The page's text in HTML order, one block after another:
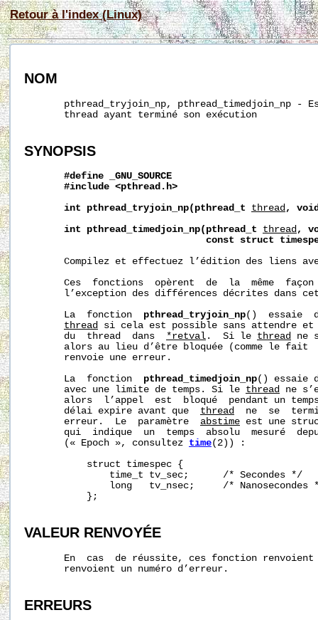
Retour à l'index (Linux)
NOM
pthread_tryjoin_np, pthread_timedjoin_np -
       thread ayant terminé son exécution
SYNOPSIS
#define
_GNU_SOURCE
#include <pthread.h>
int
pthread_tryjoin_np(pthread_t thread,
int
pthread_timedjoin_np(pthread_t thread,
const
struct
Compilez et effectuez l’édition des liens
Ces  fonctions  opèrent  de  la  même
l’exception des différences décrites dans
       La  fonction
pthread_tryjoin_np()  essaie
thread si cela est possible sans attendre
       du  thread  dans
*retval .  Si le thread ne
alors au lieu d’être bloquée (comme le
       renvoie une erreur.
       La  fonction
pthread_timedjoin_np() essaie
       avec une limite de temps. Si le
thread ne
alors  l’appel  est  bloqué  pendant un
       délai expire avant que
thread
ne  se
       erreur.  Le  paramètre
abstime est une
qui  indique  un  temps  absolu  mesuré
       (« Epoch », consultez
time(2)) :
           struct timespec {
               time_t tv_sec;      /* Secondes */
long   tv_nsec;     /* Nanosecondes
           };
VALEUR RENVOYÉE
En  cas  de réussite, ces fonction
       renvoient un numéro d’erreur.
ERREURS